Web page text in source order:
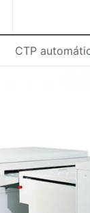
CTP